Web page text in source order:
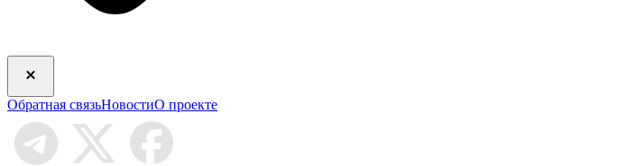
Обратная связьНовостиО проекте